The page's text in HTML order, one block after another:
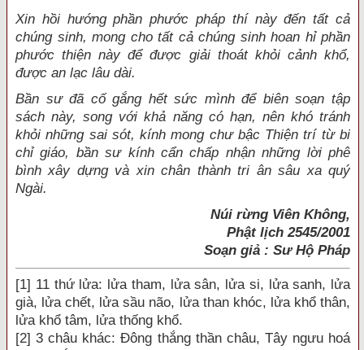
Xin hồi hướng phần phước pháp thí này đến tất cả
chúng sinh, mong cho tất cả chúng sinh hoan hỉ phần
phước thiện này để được giải thoát khỏi cảnh khổ,
được an lạc lâu dài.
Bần sư đã cố gắng hết sức mình để biên soạn tập
sách này, song với khả năng có hạn, nên khó tránh
khỏi những sai sót, kính mong chư bậc Thiện trí từ bi
chỉ giáo, bần sư kính cẩn chấp nhận những lời phê
bình xây dựng và xin chân thành tri ân sâu xa quý
Ngài.
Núi rừng Viên Không,
Phật lịch 2545/2001
Soạn giả : Sư Hộ Pháp
[1] 11 thứ lửa: lửa tham, lửa sân, lửa si, lửa sanh, lửa
già, lửa chết, lửa sầu não, lửa than khóc, lửa khổ thân,
lửa khổ tâm, lửa thống khổ.
[2] 3 châu khác: Ðông thắng thần châu, Tây ngưu hoá